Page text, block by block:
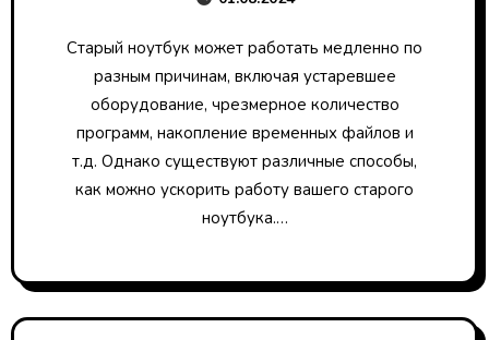
Старый ноутбук может работать медленно по
разным причинам, включая устаревшее
оборудование, чрезмерное количество
программ, накопление временных файлов и
т.д. Однако существуют различные способы,
как можно ускорить работу вашего старого
ноутбука.…